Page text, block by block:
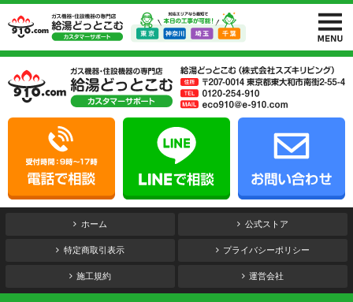
ホーム 公式ストア
特定商取引表示 プライバシーポリシー
施工規約 運営会社